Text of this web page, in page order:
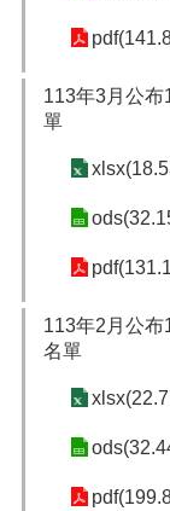
113年3月公布
單
113年2月公
名單